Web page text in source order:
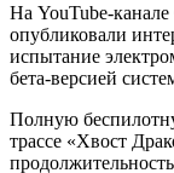
На YouTube-
опубликовали
испытание
бета-версией
Полную
трассе «Хвост